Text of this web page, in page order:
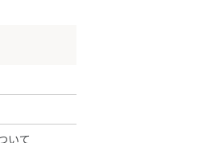
いて